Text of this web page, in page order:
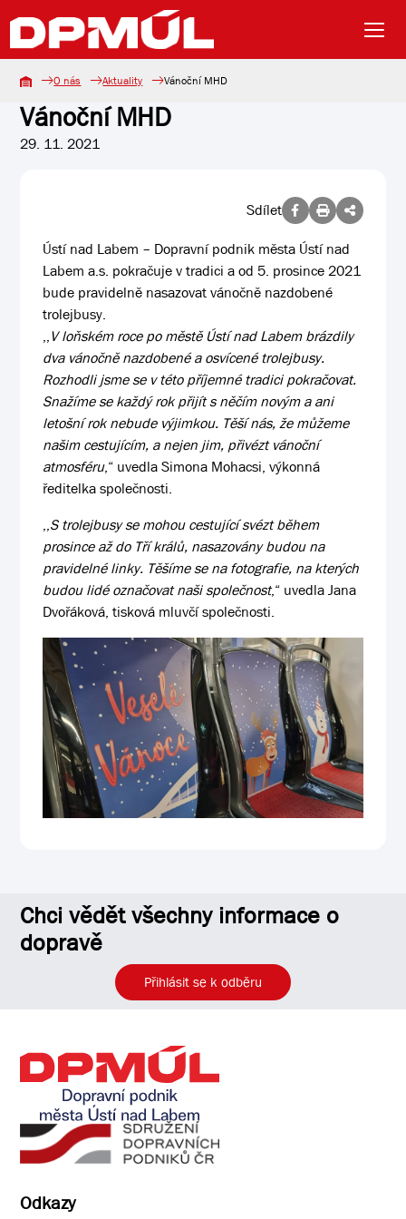
O nás Aktuality Vánoční MHD
Vánoční MHD
29. 11. 2021
Sdílet
Ústí nad Labem – Dopravní podnik města Ústí nad
Labem a.s. pokračuje v tradici a od 5. prosince 2021
bude pravidelně nasazovat vánočně nazdobené
trolejbusy.
,,V loňském roce po městě Ústí nad Labem brázdily
dva vánočně nazdobené a osvícené trolejbusy.
Rozhodli jsme se v této příjemné tradici pokračovat.
Snažíme se každý rok přijít s něčím novým a ani
letošní rok nebude výjimkou. Těší nás, že můžeme
našim cestujícím, a nejen jim, přivézt vánoční
atmosféru,“ uvedla Simona Mohacsi, výkonná
ředitelka společnosti.
,,S trolejbusy se mohou cestující svézt během
prosince až do Tří králů, nasazovány budou na
pravidelné linky. Těšíme se na fotografie, na kterých
budou lidé označovat naši společnost,“ uvedla Jana
Dvořáková, tisková mluvčí společnosti.
Chci vědět všechny informace o
dopravě
Přihlásit se k odběru
Odkazy